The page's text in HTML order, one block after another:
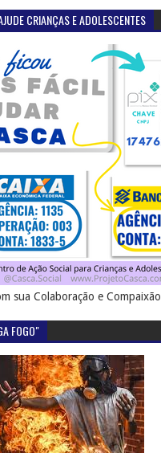
CRIANÇAS E ADOLESCENTES
sua Colaboração e Compaixão
FOGO"